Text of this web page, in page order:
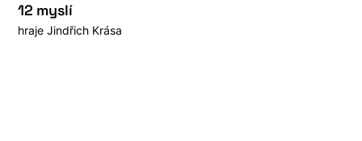
12 myslí
hraje Jindřich Krása